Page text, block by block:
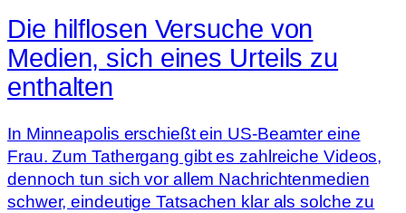
Die hilflosen Versuche von
Medien, sich eines Urteils zu
enthalten
In Minneapolis erschießt ein US-Beamter eine
Frau. Zum Tathergang gibt es zahlreiche Videos,
dennoch tun sich vor allem Nachrichtenmedien
schwer, eindeutige Tatsachen klar als solche zu